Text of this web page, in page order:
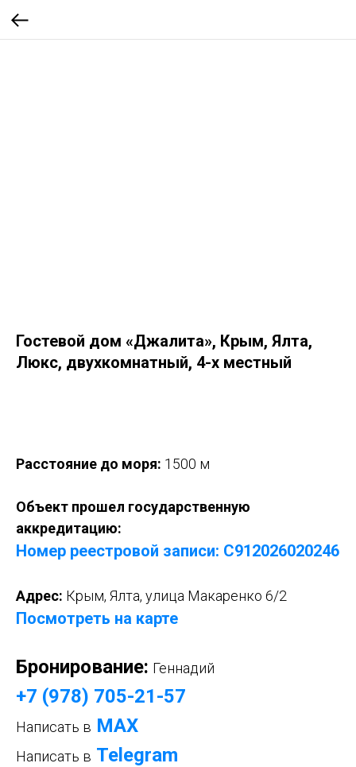
Гостевой дом «Джалита», Крым, Ялта,
Люкс, двухкомнатный, 4-х местный
Расстояние до моря: 1500 м
Объект прошел государственную
аккредитацию:
Номер реестровой записи: С912026020246
Адрес: Крым, Ялта, улица Макаренко 6/2
Посмотреть на карте
Бронирование: Геннадий
+7 (978) 705-21-57
Написать в МАХ
Написать в Telegram